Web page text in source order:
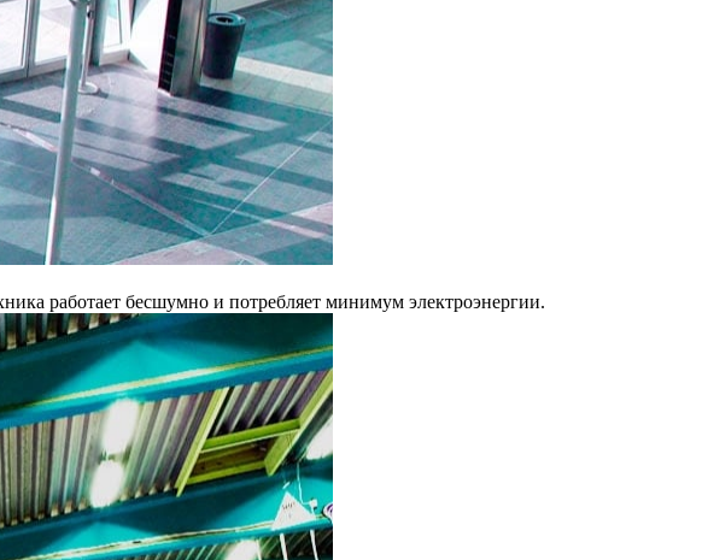
работает бесшумно и потребляет минимум электроэнергии.